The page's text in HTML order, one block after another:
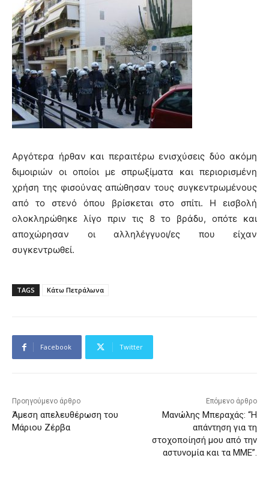
Αργότερα ήρθαν και περαιτέρω ενισχύσεις δύο ακόμη
διμοιριών οι οποίοι με σπρωξίματα και περιορισμένη
χρήση της φισούνας απώθησαν τους συγκεντρωμένους
από το στενό όπου βρίσκεται στο σπίτι. Η εισβολή
ολοκληρώθηκε λίγο πριν τις 8 το βράδυ, οπότε και
αποχώρησαν οι αλληλέγγυοι/ες που είχαν
συγκεντρωθεί.
TAGS Κάτω Πετράλωνα
Facebook Twitter
Προηγούμενο άρθρο
Άμεση απελευθέρωση του
Μάριου Ζέρβα
Επόμενο άρθρο
Μανώλης Μπεραχάς: “Η
απάντηση για τη
στοχοποίησή μου από την
αστυνομία και τα ΜΜΕ”.